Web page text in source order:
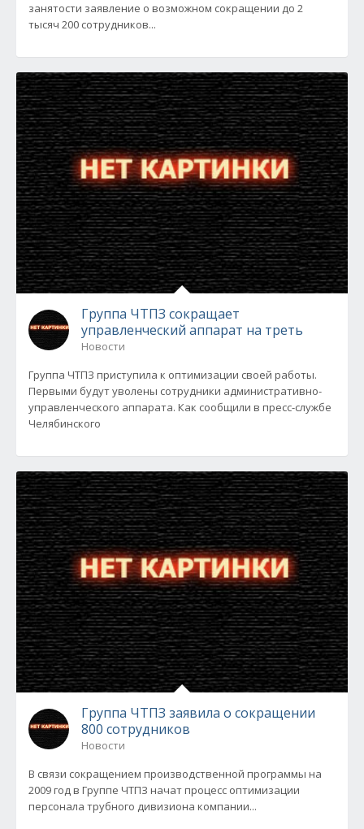
занятости заявление о возможном сокращении до 2
тысяч 200 сотрудников...
Группа ЧТПЗ сокращает
управленческий аппарат на треть
Новости
Группа ЧТПЗ приступила к оптимизации своей работы.
Первыми будут уволены сотрудники административно-
управленческого аппарата. Как сообщили в пресс-службе
Челябинского
Группа ЧТПЗ заявила о сокращении
800 сотрудников
Новости
В связи сокращением производственной программы на
2009 год в Группе ЧТПЗ начат процесс оптимизации
персонала трубного дивизиона компании...